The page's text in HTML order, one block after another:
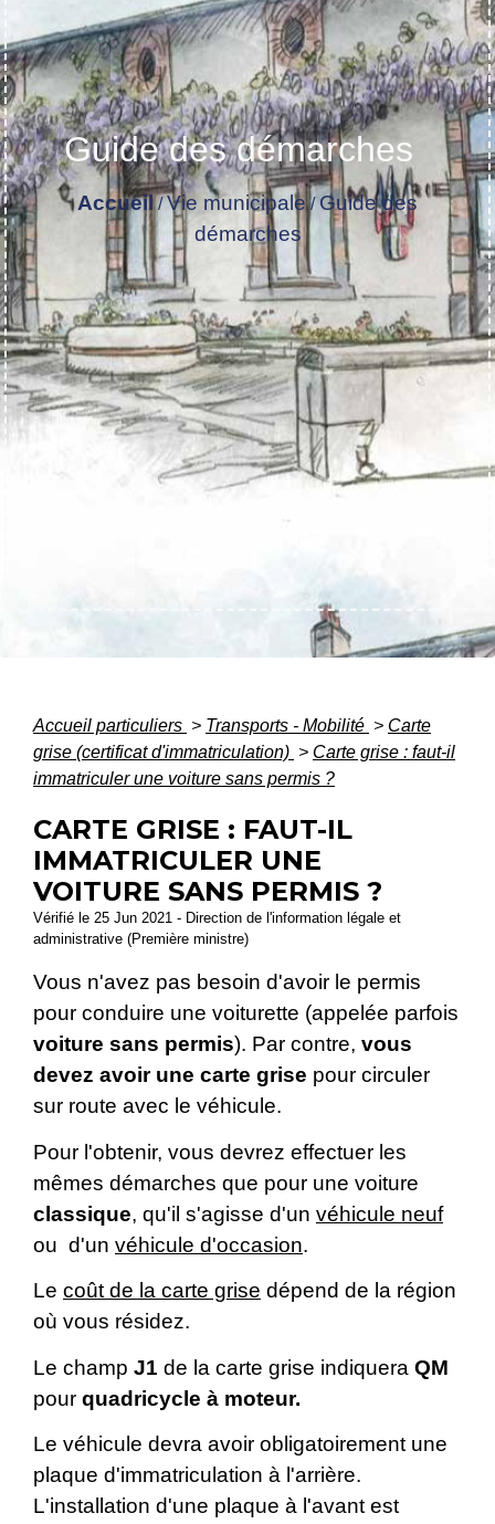
Guide des démarches
Accueil /Vie municipale/Guide des
démarches
Accueil particuliers > Transports - Mobilité > Carte
grise (certificat d'immatriculation) > Carte grise : faut-il
immatriculer une voiture sans permis ?
CARTE GRISE : FAUT-IL
IMMATRICULER UNE
VOITURE SANS PERMIS ?
Vérifié le 25 Jun 2021 - Direction de l'information légale et
administrative (Première ministre)
Vous n'avez pas besoin d'avoir le permis
pour conduire une voiturette (appelée parfois
voiture sans permis). Par contre, vous
devez avoir une carte grise pour circuler
sur route avec le véhicule.
Pour l'obtenir, vous devrez effectuer les
mêmes démarches que pour une voiture
classique, qu'il s'agisse d'un véhicule neuf
ou d'un véhicule d'occasion.
Le coût de la carte grise dépend de la région
où vous résidez.
Le champ J1 de la carte grise indiquera QM
pour quadricycle à moteur.
Le véhicule devra avoir obligatoirement une
plaque d'immatriculation à l'arrière.
L'installation d'une plaque à l'avant est